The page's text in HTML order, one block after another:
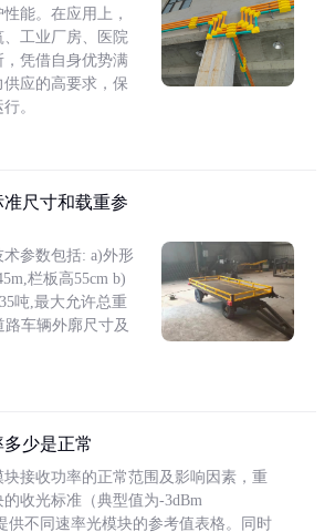
能。在应用上，
工业厂房、医院
凭借自身优势满
应的高要求，保
。
尺寸和载重参
参数包括: a)外形
栏板高55cm b)
吨,最大允许总重
车辆外廓尺寸及
少是正常
接收功率的正常范围及影响因素，重
收光标准（典型值为-3dBm
供不同速率光模块的参考值表格。同时